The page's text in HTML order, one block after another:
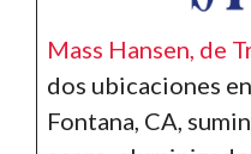
Mass Hansen, de
dos ubicaciones
Fontana, CA,